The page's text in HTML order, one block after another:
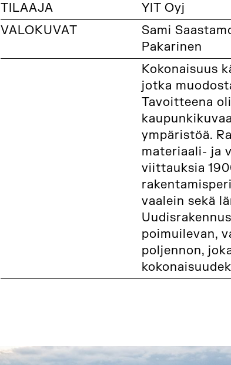
TILAAJA
YIT Oyj
VALOKUVAT
Sami
Pakarinen
Kokonaisuus
jotka
Tavoitteena
ympäristöä.
materiaali- ja
viittauksia
vaalein sekä
poimuilevan,
poljennon,